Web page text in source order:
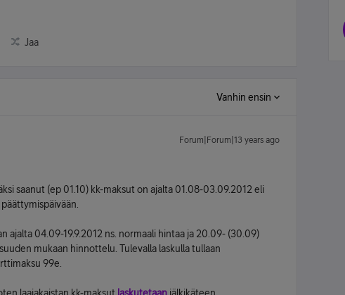
Jaa
Vanhin ensin
Forum|Forum|13 years ago
saanut (ep 01.10) kk-maksut on ajalta 01.08-03.09.2012 eli
ajalta 04.09-19.9.2012 ns. normaali hintaa ja 20.09- (30.09)
mukaan hinnottelu. Tulevalla laskulla tullaan
99e.